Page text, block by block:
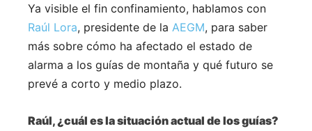
Ya visible el fin confinamiento, hablamos con
Raúl Lora, presidente de la AEGM, para saber
más sobre cómo ha afectado el estado de
alarma a los guías de montaña y qué futuro se
prevé a corto y medio plazo.
Raúl, ¿cuál es la situación actual de los guías?